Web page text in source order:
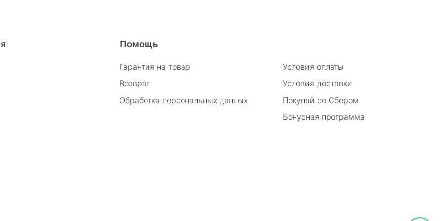
2
Помощь
Гарантия на товар
Возврат
Обработка персональных данных
Условия оплаты
Условия доставки
Покупай со Сбером
Бонусная программа